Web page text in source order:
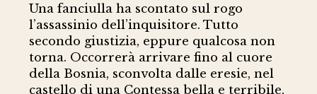
Una fanciulla ha scontato sul rogo
l’assassinio dell’inquisitore. Tutto
secondo giustizia, eppure qualcosa non
torna. Occorrerà arrivare fino al cuore
della Bosnia, sconvolta dalle eresie, nel
castello di una Contessa bella e terribile,